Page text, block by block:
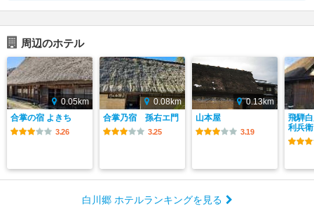
周辺のホテル
0.05km
合掌の宿 よきち
3.26
0.08km
合掌乃宿 孫右エ門
3.25
0.13km
山本屋
3.19
飛騨
利兵衛
白川郷 ホテルランキングを見る